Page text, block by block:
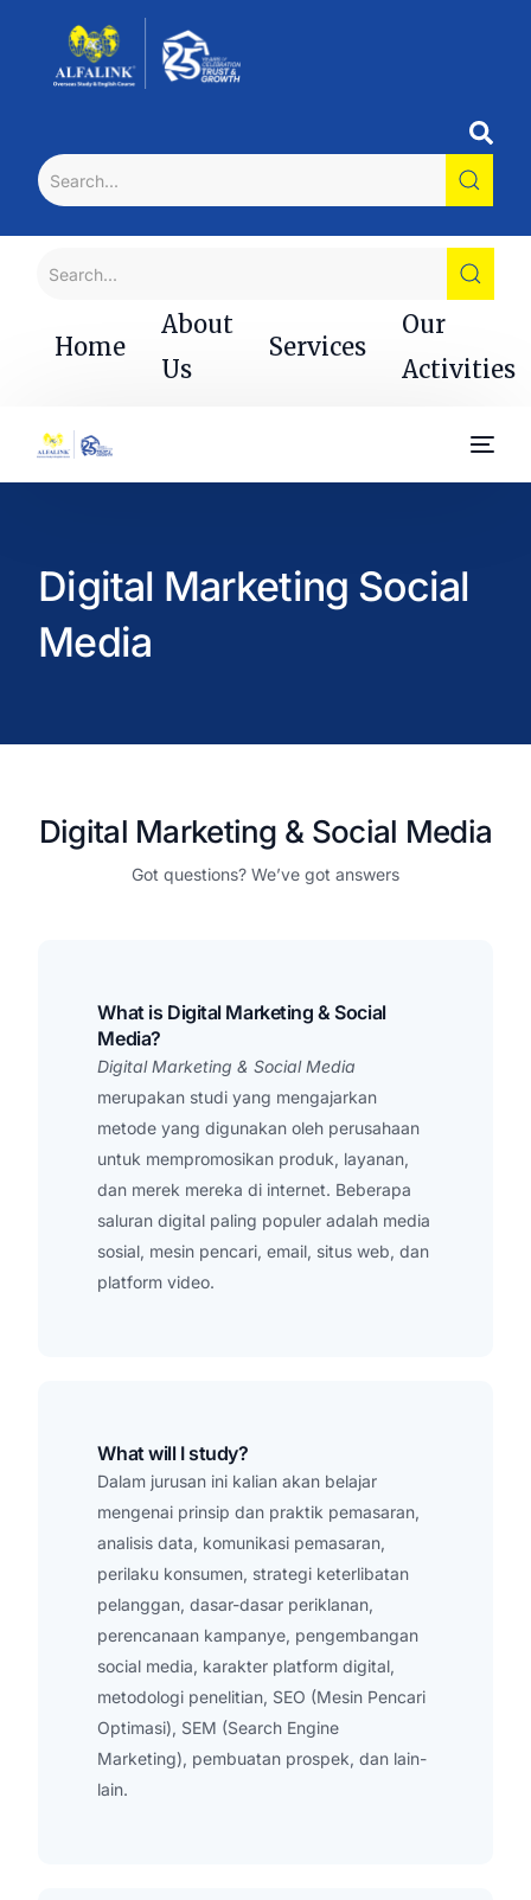
Home
About
Us
Services
Our
Activities
Digital Marketing Social
Media
Digital Marketing & Social Media
Got questions? We’ve got answers
What is Digital Marketing & Social
Media?
Digital Marketing & Social Media
merupakan studi yang mengajarkan
metode yang digunakan oleh perusahaan
untuk mempromosikan produk, layanan,
dan merek mereka di internet. Beberapa
saluran digital paling populer adalah media
sosial, mesin pencari, email, situs web, dan
platform video.
What will I study?
Dalam jurusan ini kalian akan belajar
mengenai prinsip dan praktik pemasaran,
analisis data, komunikasi pemasaran,
perilaku konsumen, strategi keterlibatan
pelanggan, dasar-dasar periklanan,
perencanaan kampanye, pengembangan
social media, karakter platform digital,
metodologi penelitian, SEO (Mesin Pencari
Optimasi), SEM (Search Engine
Marketing), pembuatan prospek, dan lain-
lain.